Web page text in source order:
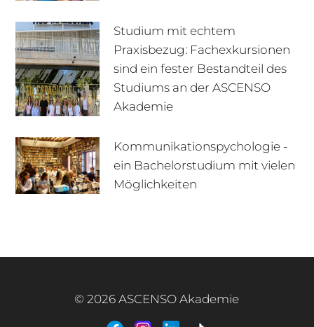
+49 170 222 77 66 Infotage
Studium mit echtem
Praxisbezug: Fachexkursionen
sind ein fester Bestandteil des
Studiums an der ASCENSO
Akademie
Kommunikationspychologie -
ein Bachelorstudium mit vielen
Möglichkeiten
© 2026 ASCENSO Akademie